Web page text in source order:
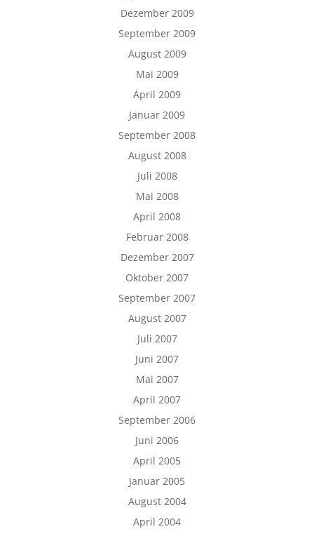
Dezember 2009
September 2009
August 2009
Mai 2009
April 2009
Januar 2009
September 2008
August 2008
Juli 2008
Mai 2008
April 2008
Februar 2008
Dezember 2007
Oktober 2007
September 2007
August 2007
Juli 2007
Juni 2007
Mai 2007
April 2007
September 2006
Juni 2006
April 2005
Januar 2005
August 2004
April 2004